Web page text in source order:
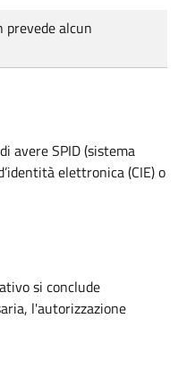
prevede alcun
avere SPID (sistema
elettronica (CIE) o
si conclude
l'autorizzazione